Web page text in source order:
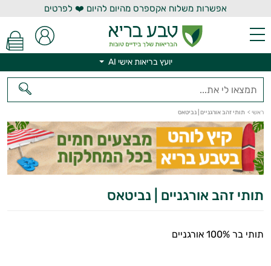
אפשרות משלוח אקספרס מהיום להיום ❤️ לפרטים
יועץ בריאות אישי AI
ראשי > תותי זהב אורגניים | נביטאס
תותי זהב אורגניים | נביטאס
תותי בר 100% אורגניים